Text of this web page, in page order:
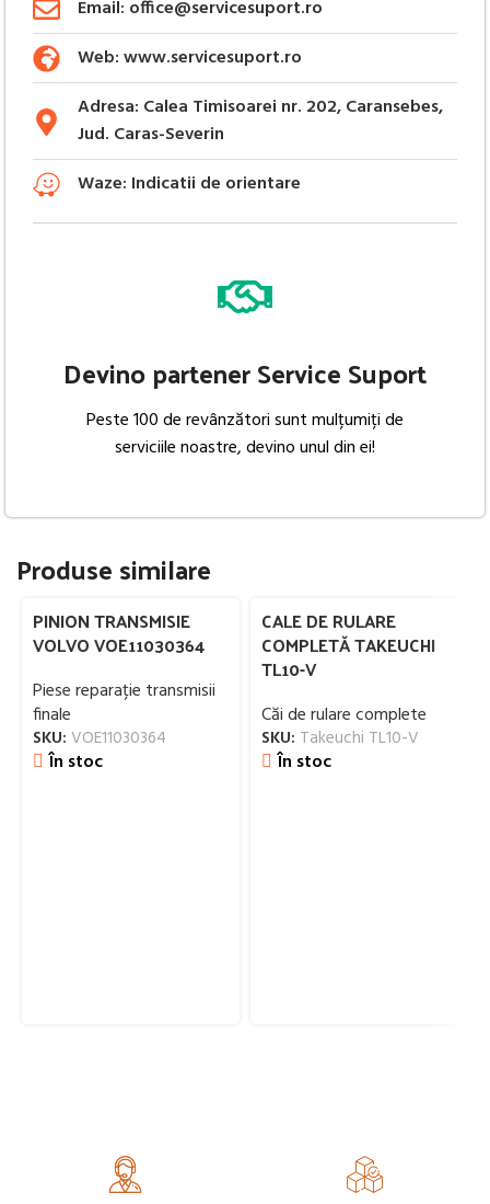
Email: office@servicesuport.ro
Web: www.servicesuport.ro
Adresa: Calea Timisoarei nr. 202, Caransebes,
Jud. Caras-Severin
Waze: Indicatii de orientare
Devino partener Service Suport
Peste 100 de revânzători sunt mulțumiți de
serviciile noastre, devino unul din ei!
Produse similare
PINION TRANSMISIE
VOLVO VOE11030364
Piese reparație transmisii
finale
SKU: VOE11030364
În stoc
CALE DE RULARE
COMPLETĂ TAKEUCHI
TL10-V
Căi de rulare complete
SKU: Takeuchi TL10-V
În stoc